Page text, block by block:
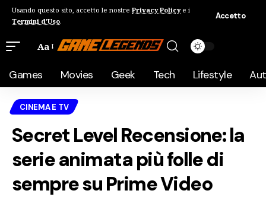
Usando questo sito, accetto le nostre Privacy Policye i
Termini d'Uso.
Accetto
Aa
Games Movies Geek Tech Lifestyle
CINEMA E TV
Secret Level Recensione: la
serie animata più folle di
sempre su Prime Video